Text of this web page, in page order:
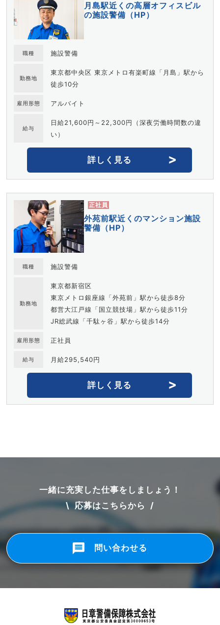
月島駅近くの高層オフィスビル
の施設警備（HP）
職種 施設警備
勤務地
東京都中央区 東京メトロ有楽町線「月島」駅から
徒歩10分
雇用形態 アルバイト
給与
日給21,600円～22,300円（深夜労働時間数の違
い）
詳しく見る
正社員
外苑前駅近くのマンション施設
警備（HP）
職種 施設警備
勤務地
東京都新宿区
東京メトロ銀座線「外苑前」駅から徒歩8分
都営大江戸線「国立競技場」駅から徒歩11分
JR総武線「千駄ヶ谷」駅から徒歩14分
雇用形態 正社員
給与 月給295,540円
詳しく見る
一緒に充実した仕事をしましょう！
\ 応募はこちらから /
問い合わせる